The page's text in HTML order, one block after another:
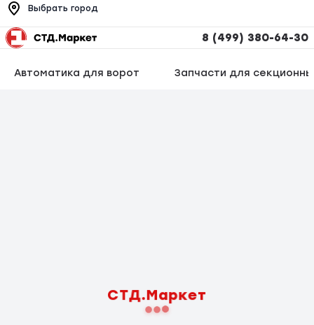
Выбрать город
8 (499) 380-64-30
Автоматика для ворот Запчасти для
СТД.Маркет